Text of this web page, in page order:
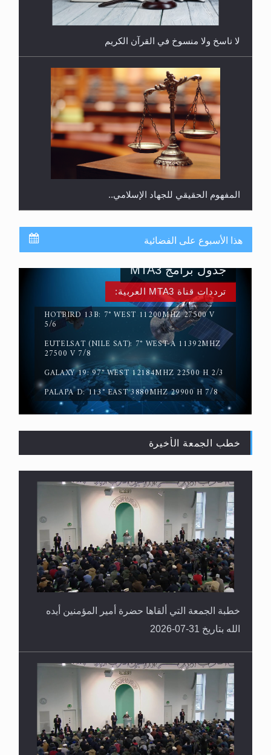
لا ناسخ ولا منسوخ في القرآن الكريم
المفهوم الحقيقي للجهاد الإسلامي..
سورة التكوير تُنبئ بزمن بعثة المسيح الموعود عليه
حقيقة المسيح الدجال
هذا الأسبوع على الفضائية
ترددات قناة MTA3 العربية:
HOTBIRD 13B: 7° WEST 11200MHZ 27500 V
5/6
EUTELSAT (NILE SAT): 7° WEST-A 11392MHZ
27500 V 7/8
GALAXY 19: 97° WEST 12184MHZ 22500 H 2/3
PALAPA D: 113° EAST 3880MHZ 29900 H 7/8
جدول برامج MTA3
خطب الجمعة الأخيرة
خطبة الجمعة التي ألقاها حضرة أمير المؤمنين أيده
الله بتاريخ 31-07-2026